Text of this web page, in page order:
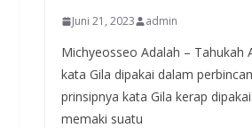
Juni 21, 2023 admin
Michyeosseo Adalah – Tahukah
kata Gila dipakai dalam
prinsipnya kata Gila kerap
memaki suatu